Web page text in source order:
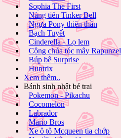
Sophia The First
Nàng tiên Tinker Bell
Ngựa Pony thiên thần
Bạch Tuyết
Cinderella - Lọ lem
Công chúa tóc mây Rapunzel
Búp bê Surprise
Huntrix
Xem thêm..
Bánh sinh nhật bé trai
Pokemon - Pikachu
Cocomelon
Labrador
Mario Bros
Xe ô tô Mcqueen tia chớp